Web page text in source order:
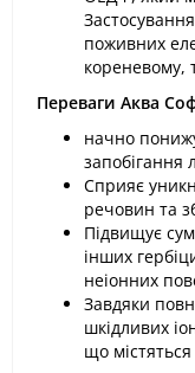
поживних
кореневому,
Переваги Аква
начно
запобігання
Сприяє
речовин та
Підвищує
інших
неіонних
Завдяки
шкідливих
що